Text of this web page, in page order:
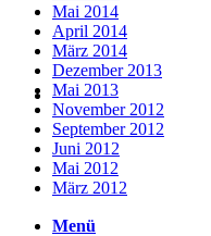
Suche
Menü
Mai 2014
April 2014
März 2014
Dezember 2013
Mai 2013
November 2012
September 2012
Juni 2012
Mai 2012
März 2012